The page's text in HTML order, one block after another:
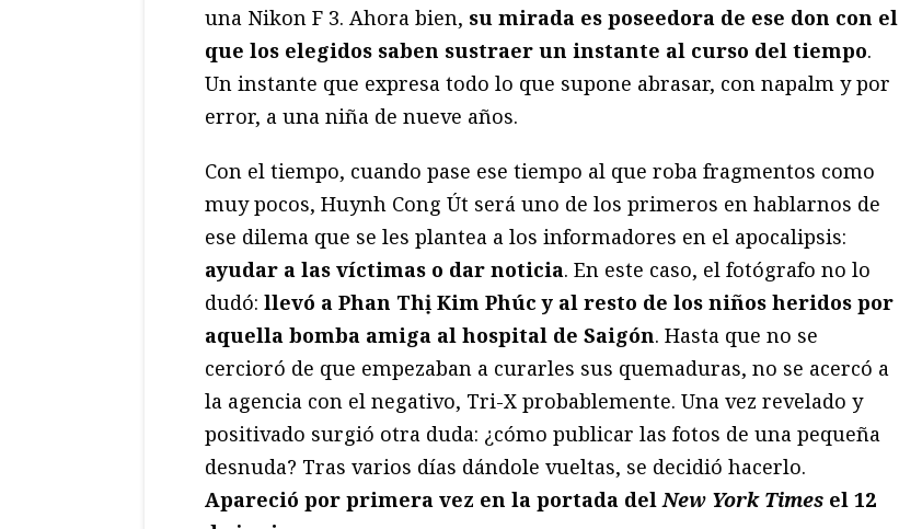
una Nikon F 3. Ahora bien, su mirada es poseedora de ese don con el
que los elegidos saben sustraer un instante al curso del tiempo.
Un instante que expresa todo lo que supone abrasar, con napalm y por
error, a una niña de nueve años.
Con el tiempo, cuando pase ese tiempo al que roba fragmentos como
muy pocos, Huynh Cong Út será uno de los primeros en hablarnos de
ese dilema que se les plantea a los informadores en el apocalipsis:
ayudar a las víctimas o dar noticia. En este caso, el fotógrafo no lo
dudó: llevó a Phan Thị Kim Phúc y al resto de los niños heridos por
aquella bomba amiga al hospital de Saigón. Hasta que no se
cercioró de que empezaban a curarles sus quemaduras, no se acercó a
la agencia con el negativo, Tri-X probablemente. Una vez revelado y
positivado surgió otra duda: ¿cómo publicar las fotos de una pequeña
desnuda? Tras varios días dándole vueltas, se decidió hacerlo.
Apareció por primera vez en la portada delNew York Times el 12